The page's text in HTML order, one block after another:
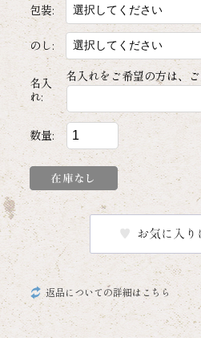
包装:
のし:
名入
れ:
名入れをご希望の方は、
数量:
返品についての詳細はこちら